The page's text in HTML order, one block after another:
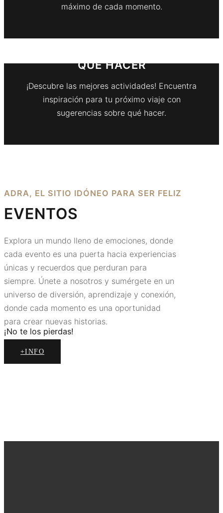
máximo de cada momento.
QUÉ HACER
¡Descubre las mejores actividades! Encuentra
inspiración para tu próximo viaje con
sugerencias sobre qué hacer.
ADRA, EL SITIO IDÓNEO PARA SER FELIZ
EVENTOS
Explora un mundo lleno de emociones, donde
cada evento es una puerta hacia experiencias
únicas y recuerdos que perduran para
siempre. Únete a nosotros y sumérgete en un
universo de diversión, aprendizaje y conexión,
donde cada momento es una oportunidad
para crear nuevas historias.
¡No te los pierdas!
+INFO